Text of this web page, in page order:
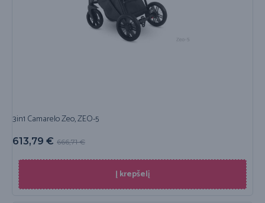
3in1 Camarelo Zeo, ZEO-5
666,71€
613,79 €
Į krepšelį